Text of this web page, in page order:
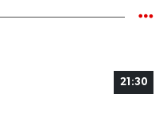
21:30